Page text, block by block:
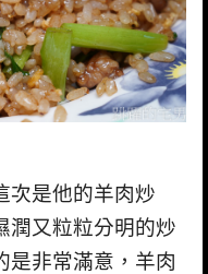
次是他的羊肉炒
潤又粒粒分明的炒
是非常滿意，羊肉